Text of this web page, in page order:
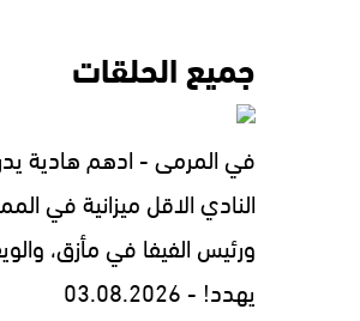
جميع الحلقات
في المرمى - ادهم هادية
النادي الاقل ميزانية في
ورئيس الفيفا في مأزق،
يهدد! - 03.08.2026